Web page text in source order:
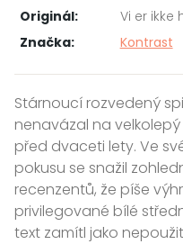
Originál:
Vi er
Značka:
Kontrast
Stárnoucí rozvedený
nenavázal na
před dvaceti lety. Ve
pokusu se snažil
recenzentů, že píše
privilegované bílé
text zamítl jako